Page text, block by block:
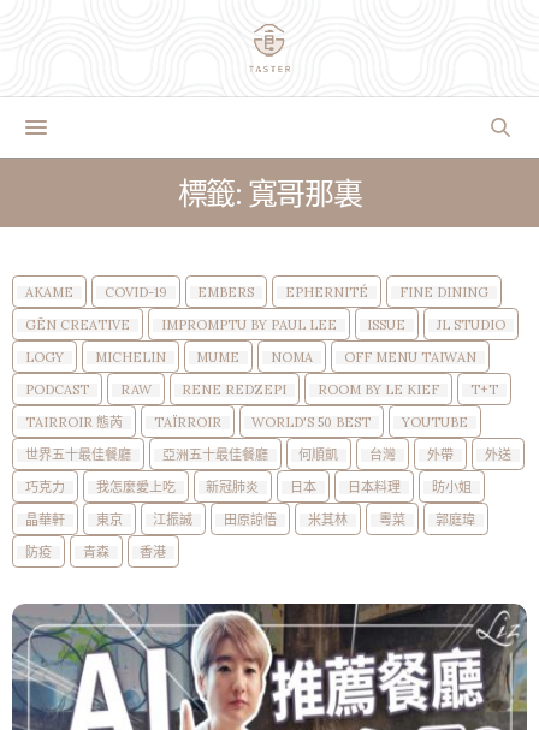
標籤: 寬哥那裏
AKAME COVID-19 EMBERS EPHERNITÉ
FINE DINING
GĒN CREATIVE
IMPROMPTU BY PAUL LEE ISSUE
JL STUDIO
LOGY
MICHELIN MUME NOMA
OFF MENU TAIWAN
PODCAST
RAW RENE REDZEPI ROOM BY LE KIEF
T+T
TAIRROIR 態芮
TAÏRROIR WORLD'S 50 BEST
YOUTUBE
世界五十最佳餐廳
亞洲五十最佳餐廳 何順凱 台灣 外帶
外送
巧克力
我怎麼愛上吃 新冠肺炎 日本 日本料理
昉小姐
晶華軒
東京 江振誠 田原諒悟 米其林 粵菜
郭庭瑋
防疫
青森 香港